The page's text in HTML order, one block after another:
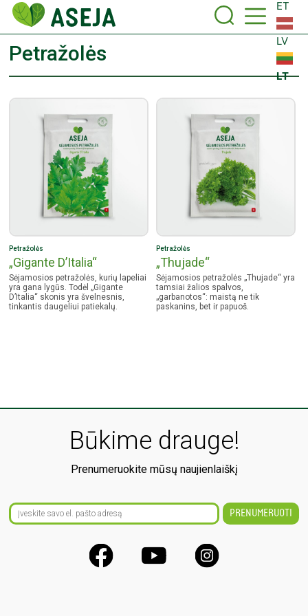
ET
LV
LT
Petražolės
Petražolės
„Gigante D’Italia“
Sėjamosios petražolės, kurių lapeliai
yra gana lygūs. Todėl „Gigante
D’Italia“ skonis yra švelnesnis,
tinkantis daugeliui patiekalų.
Petražolės
„Thujade“
Sėjamosios petražolės „Thujade“ yra
tamsiai žalios spalvos,
„garbanotos“: maistą ne tik
paskanins, bet ir papuoš.
Būkime drauge!
Prenumeruokite mūsų naujienlaiškį